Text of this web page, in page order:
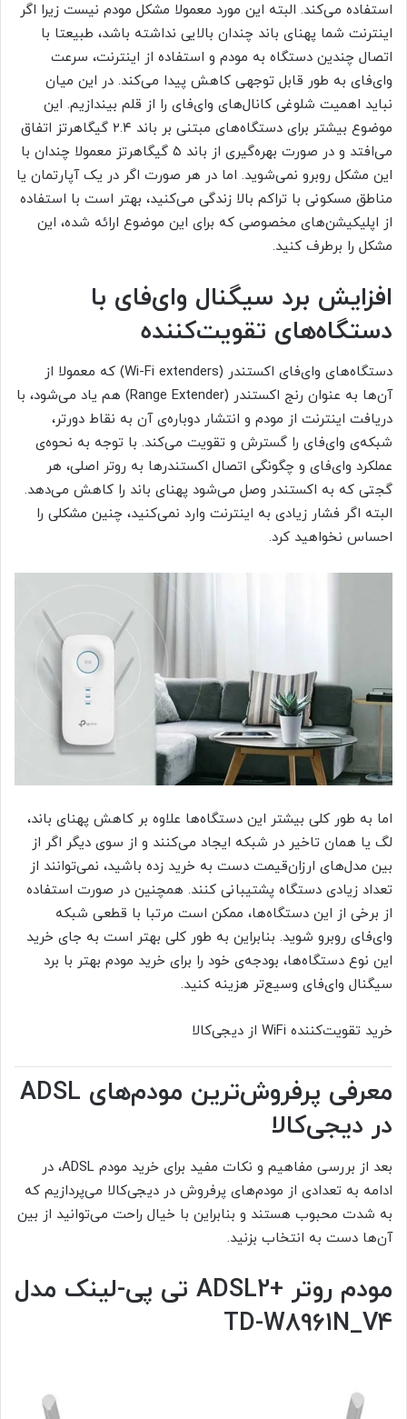
استفاده می‌کند. البته این مورد معمولا مشکل مودم نیست زیرا اگر
اینترنت شما پهنای باند چندان بالایی نداشته باشد، طبیعتا با
اتصال چندین دستگاه به مودم و استفاده از اینترنت، سرعت
وای‌فای به طور قابل توجهی کاهش پیدا می‌کند. در این میان
نباید اهمیت شلوغی کانال‌های وای‌فای را از قلم بیندازیم. این
موضوع بیشتر برای دستگاه‌های مبتنی بر باند ۲.۴ گیگاهرتز اتفاق
می‌افتد و در صورت بهره‌گیری از باند ۵ گیگاهرتز معمولا چندان با
این مشکل روبرو نمی‌شوید. اما در هر صورت اگر در یک آپارتمان یا
مناطق مسکونی با تراکم بالا زندگی می‌کنید، بهتر است با استفاده
از اپلیکیشن‌های مخصوصی که برای این موضوع ارائه شده، این
مشکل را برطرف کنید.
افزایش برد سیگنال وای‌فای با
دستگاه‌های تقویت‌کننده
دستگاه‌های وای‌فای اکستندر (Wi-Fi extenders) که معمولا از
آن‌ها به عنوان رنج اکستندر (Range Extender) هم یاد می‌شود، با
دریافت اینترنت از مودم و انتشار دوباره‌ی آن به نقاط دورتر،
شبکه‌ی وای‌فای را گسترش و تقویت می‌کند. با توجه به نحوه‌ی
عملکرد وای‌فای و چگونگی اتصال اکستندرها به روتر اصلی، هر
گجتی که به اکستندر وصل می‌شود پهنای باند را کاهش می‌دهد.
البته اگر فشار زیادی به اینترنت وارد نمی‌کنید، چنین مشکلی را
احساس نخواهید کرد.
اما به طور کلی بیشتر این دستگاه‌ها علاوه بر کاهش پهنای باند،
لگ یا همان تاخیر در شبکه ایجاد می‌کنند و از سوی دیگر اگر از
بین مدل‌های ارزان‌قیمت دست به خرید زده باشید، نمی‌توانند از
تعداد زیادی دستگاه پشتیبانی کنند. همچنین در صورت استفاده
از برخی از این دستگاه‌ها، ممکن است مرتبا با قطعی شبکه
وای‌فای روبرو شوید. بنابراین به طور کلی بهتر است به جای خرید
این نوع دستگاه‌ها، بودجه‌ی خود را برای خرید مودم بهتر با برد
سیگنال وای‌فای وسیع‌تر هزینه کنید.
خرید تقویت‌کننده WiFi از دیجی‌کالا
معرفی پرفروش‌ترین مودم‌های ADSL
در دیجی‌کالا
بعد از بررسی مفاهیم و نکات مفید برای خرید مودم ADSL، در
ادامه به تعدادی از مودم‌های پرفروش در دیجی‌کالا می‌پردازیم که
به شدت محبوب‌ هستند و بنابراین با خیال راحت می‌توانید از بین
آن‌ها دست به انتخاب بزنید.
مودم روتر +ADSL2 تی پی-لینک مدل
TD-W8961N_V4